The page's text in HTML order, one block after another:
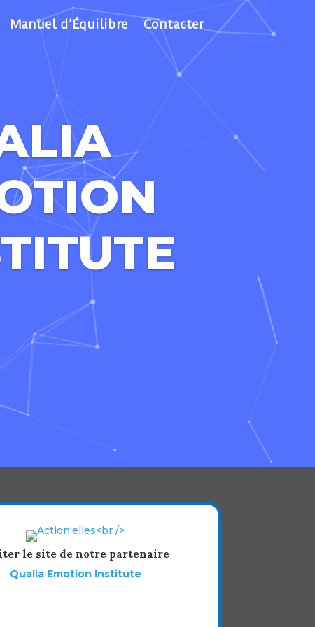
Manuel d’Équilibre Contacter
le site de notre partenaire
Qualia Emotion Institute